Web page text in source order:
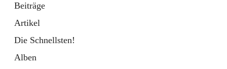
Beiträge
Artikel
Die Schnellsten!
Alben
Externe Webseite
in
Tab